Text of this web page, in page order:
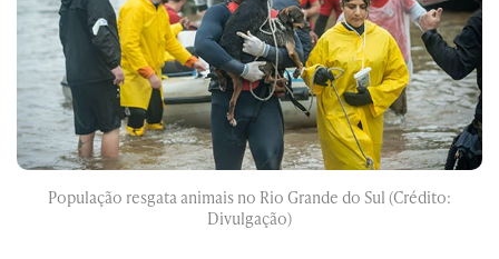
População resgata animais no Rio Grande do Sul (Crédito:
Divulgação)